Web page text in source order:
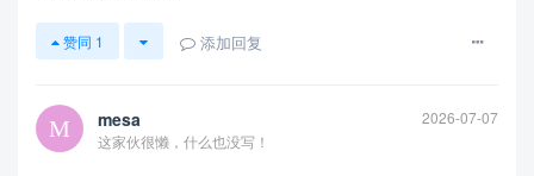
赞同 1 添加回复
mesa
2026-07-07
这家伙很懒，什么也没写！